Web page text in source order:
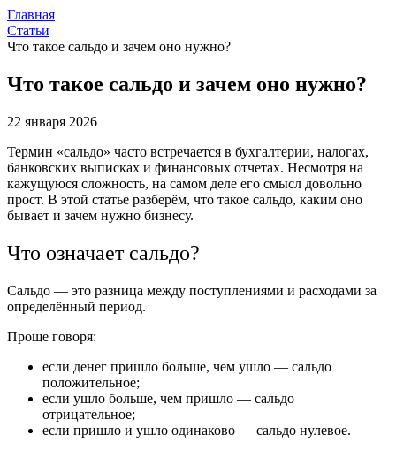
Главная
Статьи
Что такое сальдо и зачем оно нужно?
Что такое сальдо и зачем оно нужно?
22 января 2026
Термин «сальдо» часто встречается в бухгалтерии, налогах,
банковских выписках и финансовых отчетах. Несмотря на
кажущуюся сложность, на самом деле его смысл довольно
прост. В этой статье разберём, что такое сальдо, каким оно
бывает и зачем нужно бизнесу.
Что означает сальдо?
Сальдо — это разница между поступлениями и расходами за
определённый период.
Проще говоря:
если денег пришло больше, чем ушло — сальдо
положительное;
если ушло больше, чем пришло — сальдо
отрицательное;
если пришло и ушло одинаково — сальдо нулевое.